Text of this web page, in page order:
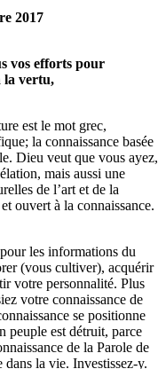
2017
vos efforts pour
la vertu,
est le mot grec,
la connaissance basée
Dieu veut que vous ayez,
mais aussi une
de l’art et de la
ouvert à la connaissance.
les informations du
(vous cultiver), acquérir
votre personnalité. Plus
votre connaissance de
se positionne
peuple est détruit, parce
de la Parole de
dans la vie. Investissez-y.